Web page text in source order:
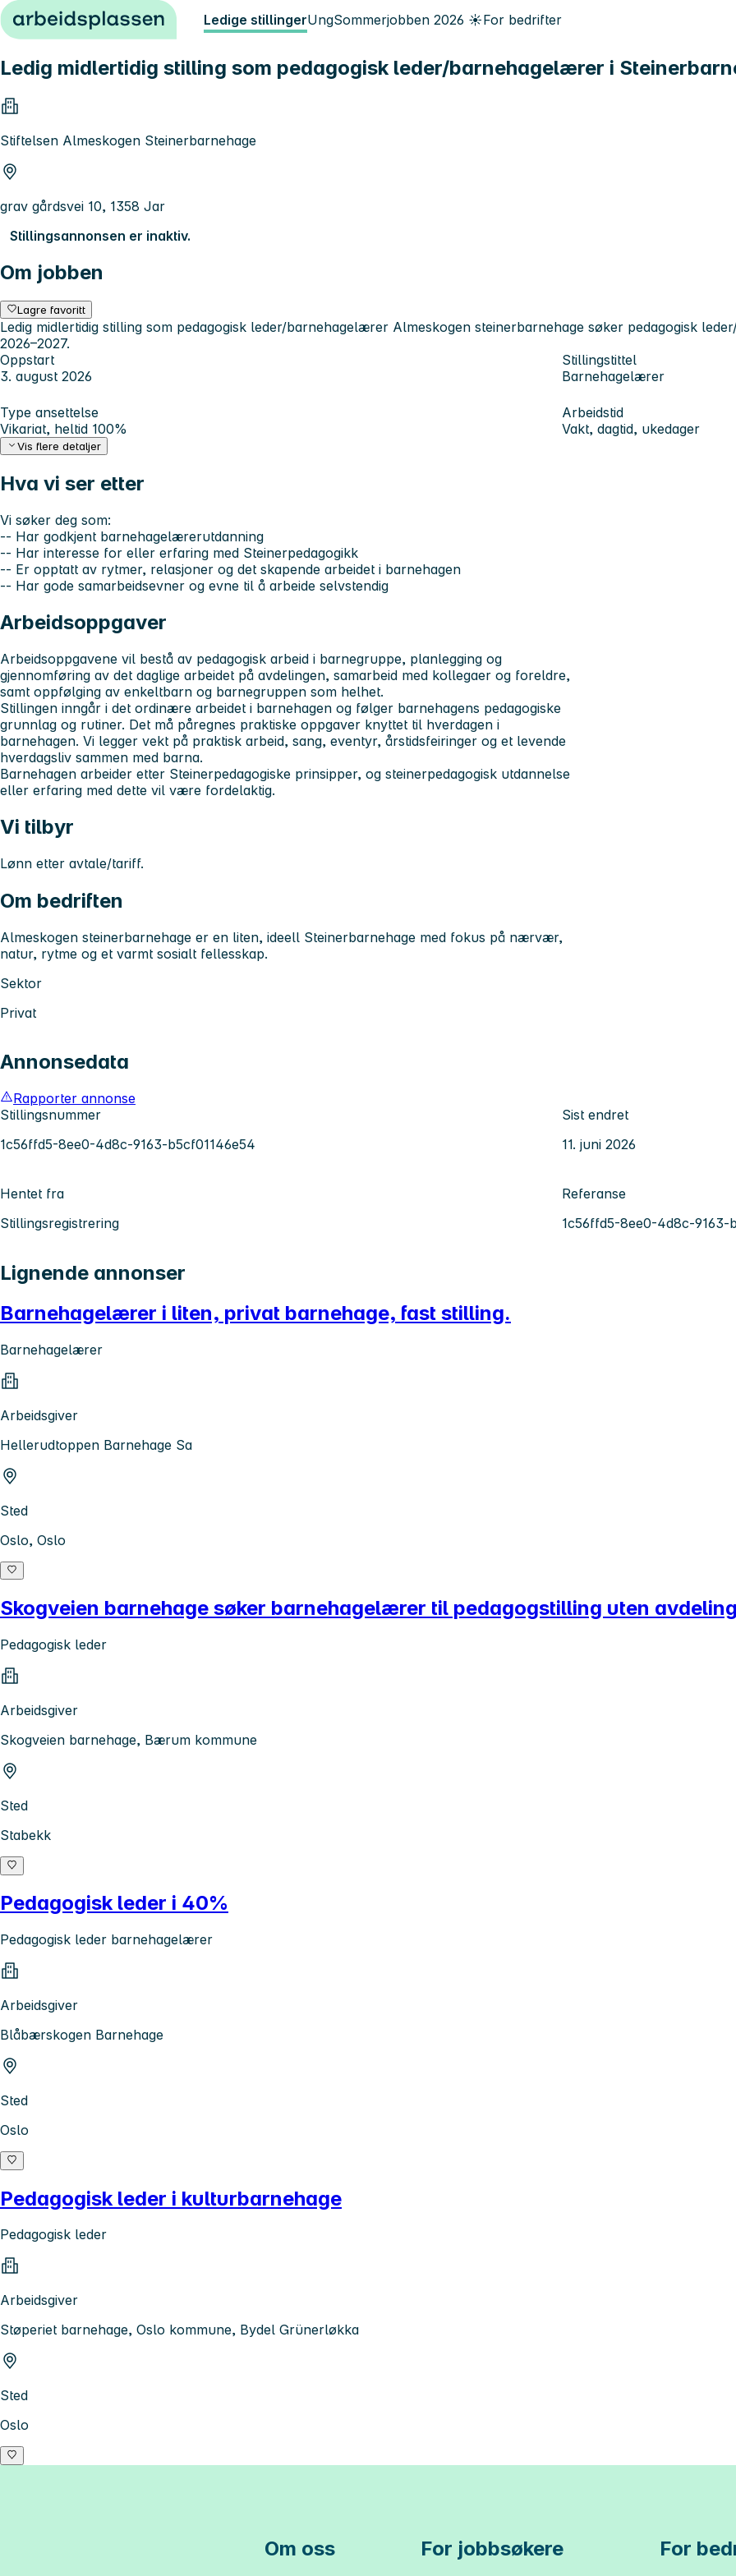
Hopp til innhold Ledige stillingerUngSommerjobben 2026 ☀️For bedrifter
Ledig midlertidig stilling som pedagogisk leder/barnehagelærer i
Stiftelsen Almeskogen Steinerbarnehage
grav gårdsvei 10, 1358 Jar
Stillingsannonsen er inaktiv.
Om jobben
Lagre favoritt
Ledig midlertidig stilling som pedagogisk leder/barnehagelærer Almeskogen steinerbarnehage søker pedagogisk
2026–2027.
Oppstart
3. august 2026
Stillingstittel
Barnehagelærer
Type ansettelse
Vikariat, heltid 100%
Arbeidstid
Vakt, dagtid, ukedager
Vis flere detaljer
Hva vi ser etter
Vi søker deg som:
-- Har godkjent barnehagelærerutdanning
-- Har interesse for eller erfaring med Steinerpedagogikk
-- Er opptatt av rytmer, relasjoner og det skapende arbeidet i barnehagen
-- Har gode samarbeidsevner og evne til å arbeide selvstendig
Arbeidsoppgaver
Arbeidsoppgavene vil bestå av pedagogisk arbeid i barnegruppe, planlegging og
gjennomføring av det daglige arbeidet på avdelingen, samarbeid med kollegaer og foreldre,
samt oppfølging av enkeltbarn og barnegruppen som helhet.
Stillingen inngår i det ordinære arbeidet i barnehagen og følger barnehagens pedagogiske
grunnlag og rutiner. Det må påregnes praktiske oppgaver knyttet til hverdagen i
barnehagen. Vi legger vekt på praktisk arbeid, sang, eventyr, årstidsfeiringer og et levende
hverdagsliv sammen med barna.
Barnehagen arbeider etter Steinerpedagogiske prinsipper, og steinerpedagogisk utdannelse
eller erfaring med dette vil være fordelaktig.
Vi tilbyr
Lønn etter avtale/tariff.
Om bedriften
Almeskogen steinerbarnehage er en liten, ideell Steinerbarnehage med fokus på nærvær,
natur, rytme og et varmt sosialt fellesskap.
Sektor
Privat
Annonsedata
Rapporter annonse
Stillingsnummer
1c56ffd5-8ee0-4d8c-9163-b5cf01146e54
Sist endret
11. juni 2026
Hentet fra
Stillingsregistrering
Referanse
1c56ffd5-8ee0-4d8c-9163-
Lignende annonser
Barnehagelærer i liten, privat barnehage, fast stilling.
Barnehagelærer
Arbeidsgiver
Hellerudtoppen Barnehage Sa
Sted
Oslo, Oslo
Skogveien barnehage søker barnehagelærer til pedagogstilling uten
Pedagogisk leder
Arbeidsgiver
Skogveien barnehage, Bærum kommune
Sted
Stabekk
Pedagogisk leder i 40%
Pedagogisk leder barnehagelærer
Arbeidsgiver
Blåbærskogen Barnehage
Sted
Oslo
Pedagogisk leder i kulturbarnehage
Pedagogisk leder
Arbeidsgiver
Støperiet barnehage, Oslo kommune, Bydel Grünerløkka
Sted
Oslo
Om oss For jobbsøkere For